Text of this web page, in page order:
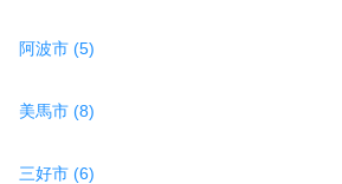
阿波市 (5)
美馬市 (8)
三好市 (6)